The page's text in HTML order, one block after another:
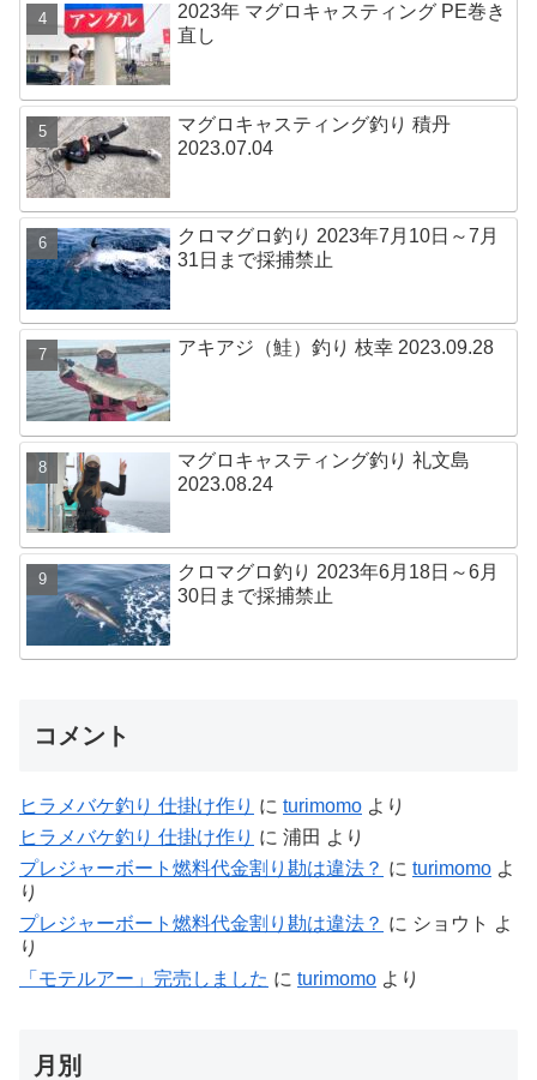
2023年 マグロキャスティング PE巻き
直し
マグロキャスティング釣り 積丹
2023.07.04
クロマグロ釣り 2023年7月10日～7月
31日まで採捕禁止
アキアジ（鮭）釣り 枝幸 2023.09.28
マグロキャスティング釣り 礼文島
2023.08.24
クロマグロ釣り 2023年6月18日～6月
30日まで採捕禁止
コメント
ヒラメバケ釣り 仕掛け作り に turimomo より
ヒラメバケ釣り 仕掛け作り に 浦田 より
プレジャーボート燃料代金割り勘は違法？ に turimomo よ
り
プレジャーボート燃料代金割り勘は違法？ に ショウト よ
り
「モテルアー」完売しました に turimomo より
月別